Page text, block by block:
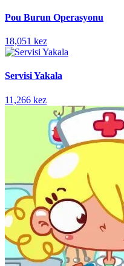
Pou Burun Operasyonu
18,051 kez
Servisi Yakala
11,266 kez